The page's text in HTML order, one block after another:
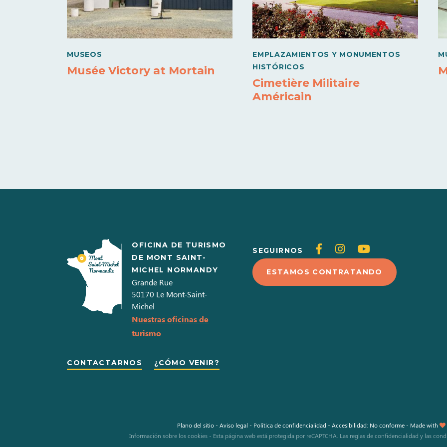
MUSEOS
Musée Victory at Mortain
EMPLAZAMIENTOS Y MONUMENTOS
HISTÓRICOS
Cimetière Militaire
Américain
OFICINA DE TURISMO
DE MONT SAINT-
MICHEL NORMANDY
Grande Rue
50170 Le Mont-Saint-
Michel
Nuestras oficinas de
turismo
CONTACTARNOS ¿CÓMO VENIR?
SEGUIRNOS
Siganos
en
Facebook
Siganos
en
Instagram
Siganos
en
Youtube
ESTAMOS CONTRATANDO
Plano del sitio- Aviso legal - Política de confidencialidad - Accesibilidad: No conforme- Made with
Información sobre los cookies - Esta página web está protegida por reCAPTCHA. Las reglas de confidencialidad y las